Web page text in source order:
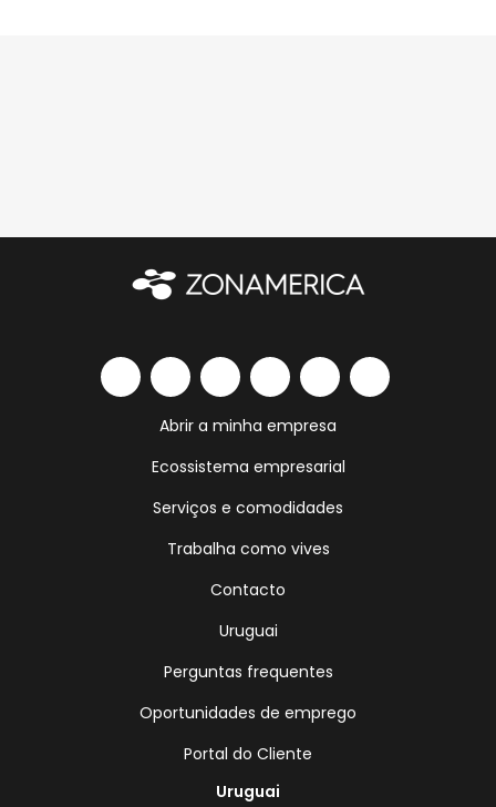
Abrir a minha empresa
Ecossistema empresarial
Serviços e comodidades
Trabalha como vives
Contacto
Uruguai
Perguntas frequentes
Oportunidades de emprego
Portal do Cliente
Uruguai